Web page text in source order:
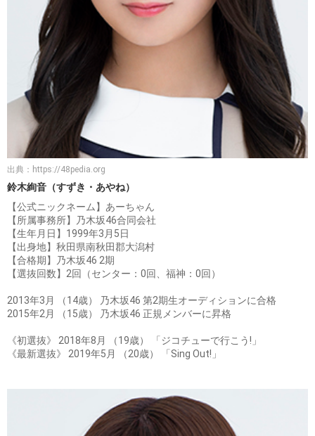
出典： https://48pedia.org
鈴木絢音（すずき・あやね）
【公式ニックネーム】あーちゃん
【所属事務所】乃木坂46合同会社
【生年月日】1999年3月5日
【出身地】秋田県南秋田郡大潟村
【合格期】乃木坂46 2期
【選抜回数】2回（センター：0回、福神：0回）
2013年3月 （14歳） 乃木坂46 第2期生オーディションに合格
2015年2月 （15歳） 乃木坂46 正規メンバーに昇格
《初選抜》 2018年8月 （19歳） 「ジコチューで行こう!」
《最新選抜》 2019年5月 （20歳） 「Sing Out!」